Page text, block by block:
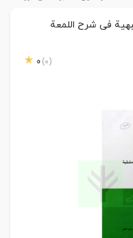
فی شرح اللمعة
0 (0)